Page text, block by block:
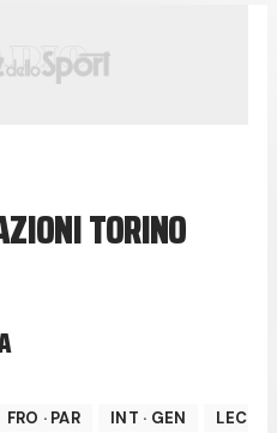
TORINO
FRO · PAR INT · GEN LEC